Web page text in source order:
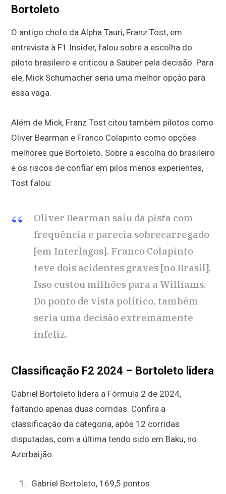
Bortoleto
O antigo chefe da Alpha Tauri, Franz Tost, em
entrevista à F1 Insider, falou sobre a escolha do
piloto brasileiro e criticou a Sauber pela decisão. Para
ele, Mick Schumacher seria uma melhor opção para
essa vaga.
Além de Mick, Franz Tost citou também pilotos como
Oliver Bearman e Franco Colapinto como opções
melhores que Bortoleto. Sobre a escolha do brasileiro
e os riscos de confiar em pilos menos experientes,
Tost falou:
Oliver Bearman saiu da pista com
frequência e parecia sobrecarregado
[em Interlagos]. Franco Colapinto
teve dois acidentes graves [no Brasil].
Isso custou milhões para a Williams.
Do ponto de vista político, também
seria uma decisão extremamente
infeliz.
Classificação F2 2024 – Bortoleto lidera
Gabriel Bortoleto lidera a Fórmula 2 de 2024,
faltando apenas duas corridas. Confira a
classificação da categoria, após 12 corridas
disputadas, com a última tendo sido em Baku, no
Azerbaijão:
Gabriel Bortoleto, 169,5 pontos